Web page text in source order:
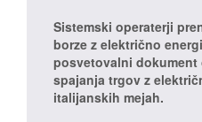
Sistemski operaterji
borze z električno
posvetovalni
spajanja trgov z
italijanskih mejah.